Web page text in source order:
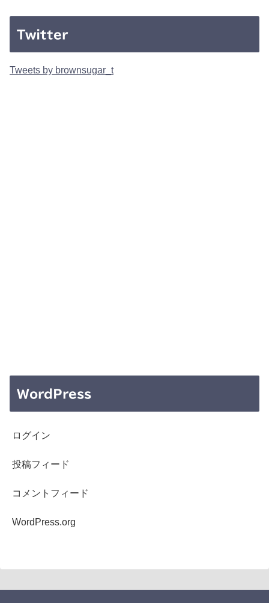
Twitter
Tweets by brownsugar_t
WordPress
ログイン
投稿フィード
コメントフィード
WordPress.org